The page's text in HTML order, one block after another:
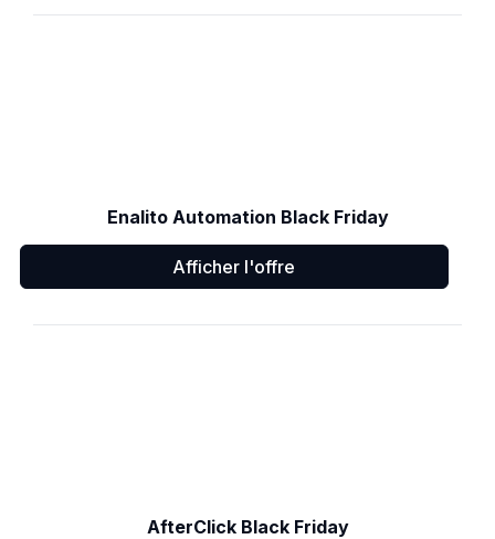
Enalito Automation Black Friday
Afficher l'offre
AfterClick Black Friday